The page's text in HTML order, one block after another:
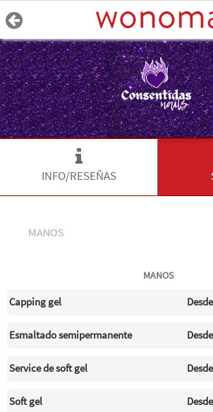
INFO/RESEÑAS
MANOS
MANOS
Capping gel Desde
Esmaltado semipermanente Desde
Service de soft gel Desde
Soft gel Desde